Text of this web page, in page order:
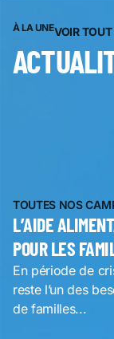
À LA UNEVOIR TOUT
TOUTES NOS
L’AIDE
POUR LES
En période de
reste l’un des
de familles...